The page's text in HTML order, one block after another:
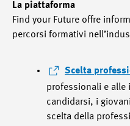
La piattaforma
Find your Future offre
percorsi formativi
Scelta
professionali e alle
candidarsi, i
scelta della